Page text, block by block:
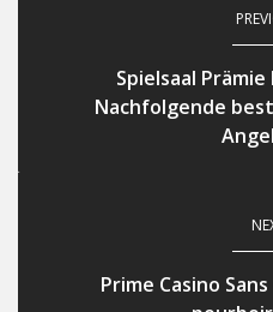
Spielsaal
Nachfolgende
Prime Casino